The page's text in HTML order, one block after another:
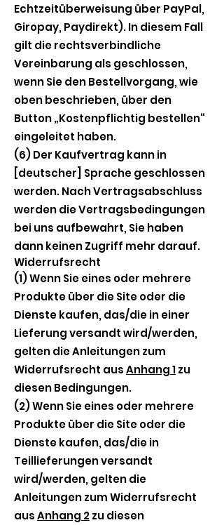
Echtzeitüberweisung über PayPal,
Giropay, Paydirekt). In diesem Fall
gilt die rechtsverbindliche
Vereinbarung als geschlossen,
wenn Sie den Bestellvorgang, wie
oben beschrieben, über den
Button „Kostenpflichtig bestellen“
eingeleitet haben.
(6) Der Kaufvertrag kann in
[deutscher] Sprache geschlossen
werden. Nach Vertragsabschluss
werden die Vertragsbedingungen
bei uns aufbewahrt, Sie haben
dann keinen Zugriff mehr darauf.
Widerrufsrecht
(1) Wenn Sie eines oder mehrere
Produkte über die Site oder die
Dienste kaufen, das/die in einer
Lieferung versandt wird/werden,
gelten die Anleitungen zum
Widerrufsrecht ausAnhang 1zu
diesen Bedingungen.
(2) Wenn Sie eines oder mehrere
Produkte über die Site oder die
Dienste kaufen, das/die in
Teillieferungen versandt
wird/werden, gelten die
Anleitungen zum Widerrufsrecht
ausAnhang 2zu diesen